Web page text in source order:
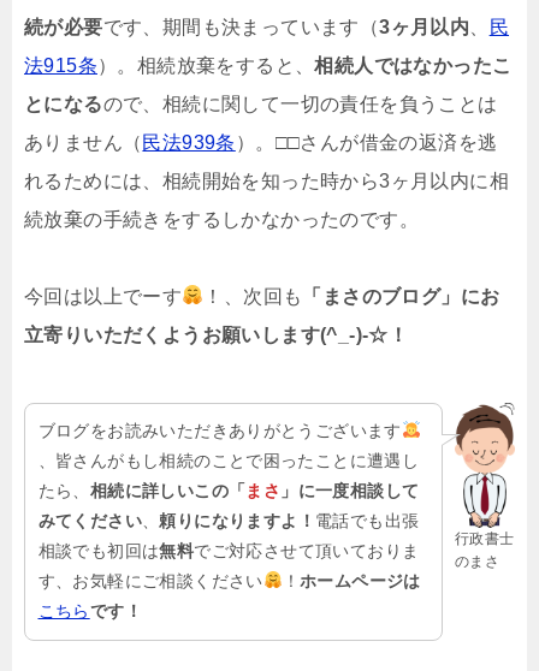
続が必要です、期間も決まっています（3ヶ月以内
民
法915条）。相続放棄をすると、相続人ではなかったこ
とになるので、相続に関して一切の責任を負うことは
ありません（ 民法939条 ）。□□さんが借金の返済を逃
れるためには、相続開始を知った時から3ヶ月以内に相
続放棄の手続きをするしかなかったのです。
今回は以上でーす ！、次回も
「まさのブログ」にお
立寄りいただくようお願いします(^_-)-☆！
行政書士
のまさ
ブログをお読みいただきありがとうございます
、皆さんがもし相続のことで困ったことに遭遇し
たら、 相続に詳しいこの「 まさ 」に一度相談して
みてください、 頼りになりますよ！ 電話でも出張
相談でも初回は無料でご対応させて頂いておりま
す、お気軽にご相談ください
！ホームページは
こちらです！